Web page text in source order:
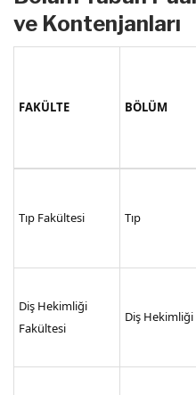
ve Kontenjanları
FAKÜLTE BÖLÜM
Tıp Fakültesi Tıp
Diş Hekimliği
Fakültesi
Diş Hekimliği